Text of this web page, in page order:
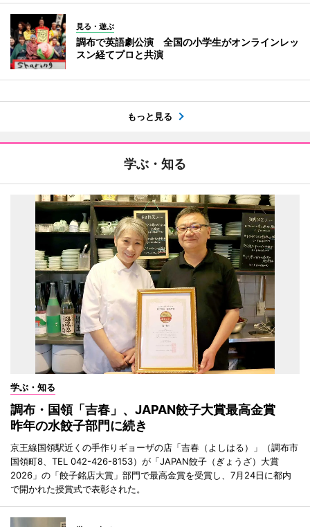
見る・遊ぶ
調布で英語劇公演 全国の小学生がオンラインレッ
スン経てプロと共演
もっと見る
学ぶ・知る
学ぶ・知る
調布・国領「吉春」、JAPAN餃子大賞最高金賞
昨年の水餃子部門に続き
京王線国領駅近くの手作りギョーザの店「吉春（よしはる）」（調布市
国領町8、TEL 042-426-8153）が「JAPAN餃子（ぎょうざ）大賞
2026」の「餃子銘店大賞」部門で最高金賞を受賞し、7月24日に都内
で開かれた授賞式で表彰された。